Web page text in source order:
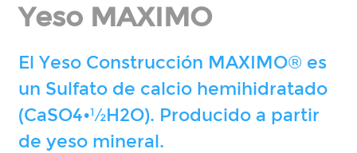
Yeso MAXIMO
El Yeso Construcción MAXIMO® es
un Sulfato de calcio hemihidratado
(CaSO4•½H2O). Producido a partir
de yeso mineral.